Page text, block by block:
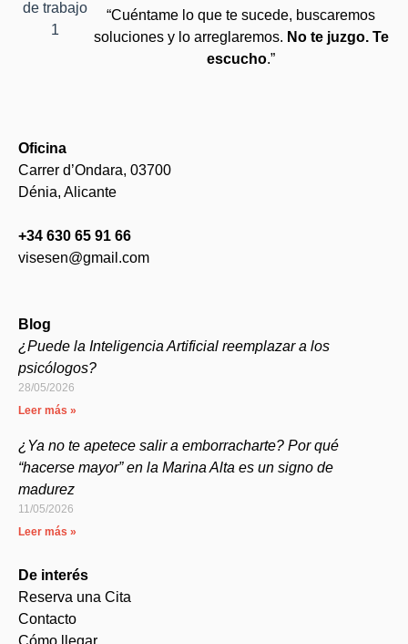
“Cuéntame lo que te sucede, buscaremos
soluciones y lo arreglaremos. No te juzgo. Te
escucho.”
Oficina
Carrer d’Ondara, 03700
Dénia, Alicante
+34 630 65 91 66
visesen@gmail.com
Blog
¿Puede la Inteligencia Artificial reemplazar a los
psicólogos?
28/05/2026
Leer más »
¿Ya no te apetece salir a emborracharte? Por qué
“hacerse mayor” en la Marina Alta es un signo de
madurez
11/05/2026
Leer más »
De interés
Reserva una Cita
Contacto
Cómo llegar